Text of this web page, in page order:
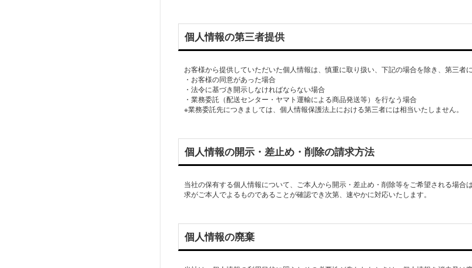
個人情報の第三者提供
お客様から提供していただいた個人情報は、慎重に取り扱い、下記の場合を除き、第三者
・お客様の同意があった場合
・法令に基づき開示しなければならない場合
・業務委託（配送センター・ヤマト運輸による商品発送等）を行なう場合
※業務委託先につきましては、個人情報保護法上における第三者には相当いたしません。
個人情報の開示・差止め・削除の請求方法
当社の保有する個人情報について、ご本人から開示・差止め・削除等をご希望される場合
求がご本人でよるものであることが確認でき次第、速やかに対応いたします。
個人情報の廃棄